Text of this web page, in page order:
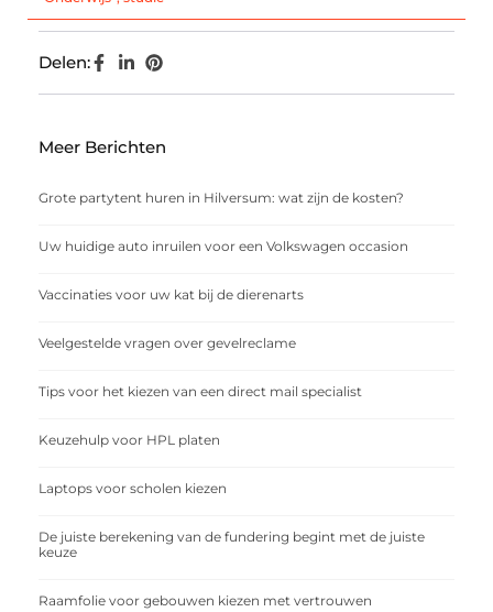
Delen:
Meer Berichten
Grote partytent huren in Hilversum: wat zijn de kosten?
Uw huidige auto inruilen voor een Volkswagen occasion
Vaccinaties voor uw kat bij de dierenarts
Veelgestelde vragen over gevelreclame
Tips voor het kiezen van een direct mail specialist
Keuzehulp voor HPL platen
Laptops voor scholen kiezen
De juiste berekening van de fundering begint met de juiste
keuze
Raamfolie voor gebouwen kiezen met vertrouwen